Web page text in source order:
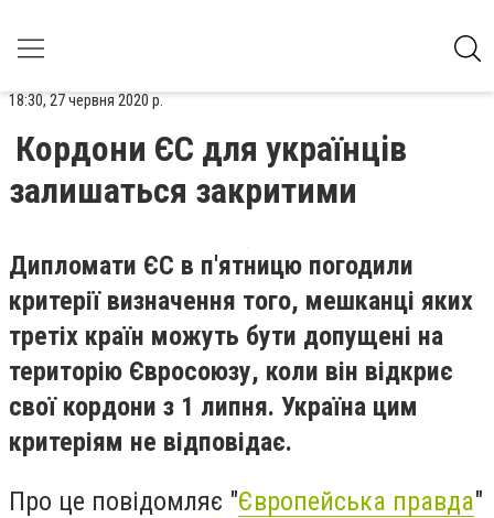
18:30, 27 червня 2020 р.
Кордони ЄС для українців
залишаться закритими
Дипломати ЄС в п'ятницю погодили
критерії визначення того, мешканці яких
третіх країн можуть бути допущені на
територію Євросоюзу, коли він відкриє
свої кордони з 1 липня. Україна цим
критеріям не відповідає.
Про це повідомляє "Європейська правда"